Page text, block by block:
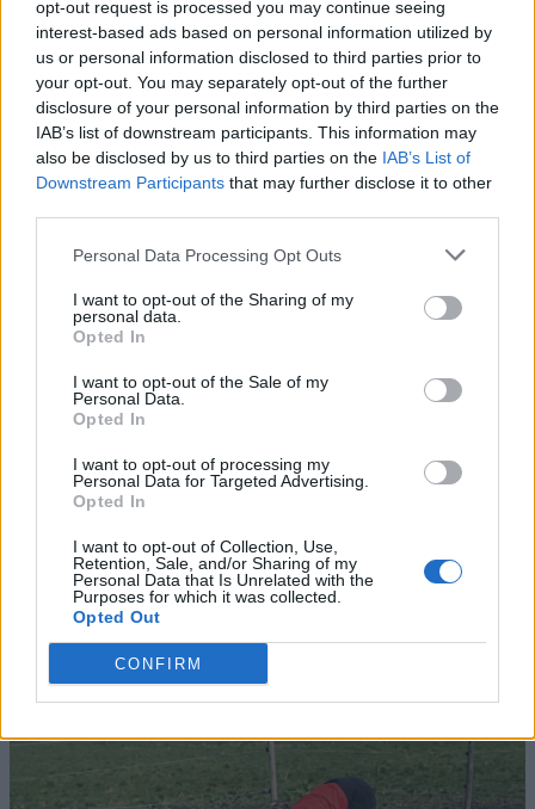
opt-out request is processed you may continue seeing
interest-based ads based on personal information utilized by
us or personal information disclosed to third parties prior to
your opt-out. You may separately opt-out of the further
disclosure of your personal information by third parties on the
IAB’s list of downstream participants. This information may
also be disclosed by us to third parties on the IAB’s List of
Downstream Participants that may further disclose it to other
Personal Data Processing Opt Outs
I want to opt-out of the Sharing of my
personal data.
Opted In
I want to opt-out of the Sale of my
Personal Data.
Opted In
I want to opt-out of processing my
Personal Data for Targeted Advertising.
Opted In
I want to opt-out of Collection, Use,
Retention, Sale, and/or Sharing of my
Personal Data that Is Unrelated with the
Purposes for which it was collected.
Opted Out
CONFIRM